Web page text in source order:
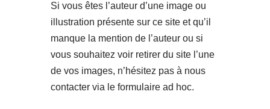
Si vous êtes l’auteur d’une image ou
illustration présente sur ce site et qu’il
manque la mention de l’auteur ou si
vous souhaitez voir retirer du site l’une
de vos images, n’hésitez pas à nous
contacter via le formulaire ad hoc.